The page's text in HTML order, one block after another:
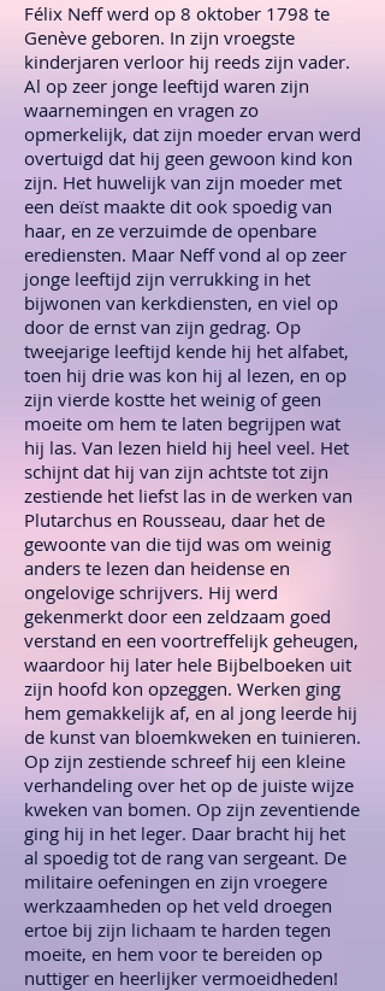
Félix Neff werd op 8 oktober 1798 te
Genève geboren. In zijn vroegste
kinderjaren verloor hij reeds zijn vader.
Al op zeer jonge leeftijd waren zijn
waarnemingen en vragen zo
opmerkelijk, dat zijn moeder ervan werd
overtuigd dat hij geen gewoon kind kon
zijn. Het huwelijk van zijn moeder met
een deïst maakte dit ook spoedig van
haar, en ze verzuimde de openbare
erediensten. Maar Neff vond al op zeer
jonge leeftijd zijn verrukking in het
bijwonen van kerkdiensten, en viel op
door de ernst van zijn gedrag. Op
tweejarige leeftijd kende hij het alfabet,
toen hij drie was kon hij al lezen, en op
zijn vierde kostte het weinig of geen
moeite om hem te laten begrijpen wat
hij las. Van lezen hield hij heel veel. Het
schijnt dat hij van zijn achtste tot zijn
zestiende het liefst las in de werken van
Plutarchus en Rousseau, daar het de
gewoonte van die tijd was om weinig
anders te lezen dan heidense en
ongelovige schrijvers. Hij werd
gekenmerkt door een zeldzaam goed
verstand en een voortreffelijk geheugen,
waardoor hij later hele Bijbelboeken uit
zijn hoofd kon opzeggen. Werken ging
hem gemakkelijk af, en al jong leerde hij
de kunst van bloemkweken en tuinieren.
Op zijn zestiende schreef hij een kleine
verhandeling over het op de juiste wijze
kweken van bomen. Op zijn zeventiende
ging hij in het leger. Daar bracht hij het
al spoedig tot de rang van sergeant. De
militaire oefeningen en zijn vroegere
werkzaamheden op het veld droegen
ertoe bij zijn lichaam te harden tegen
moeite, en hem voor te bereiden op
nuttiger en heerlijker vermoeidheden!